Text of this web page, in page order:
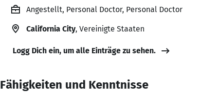
Angestellt, Personal Doctor, Personal Doctor
California City, Vereinigte Staaten
Logg Dich ein, um alle Einträge zu sehen.
Fähigkeiten und Kenntnisse